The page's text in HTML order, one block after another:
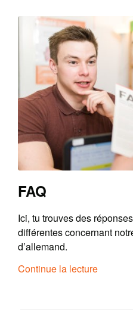
FAQ
Ici, tu trouves des
différentes concernant
d’allemand.
Continue la lecture